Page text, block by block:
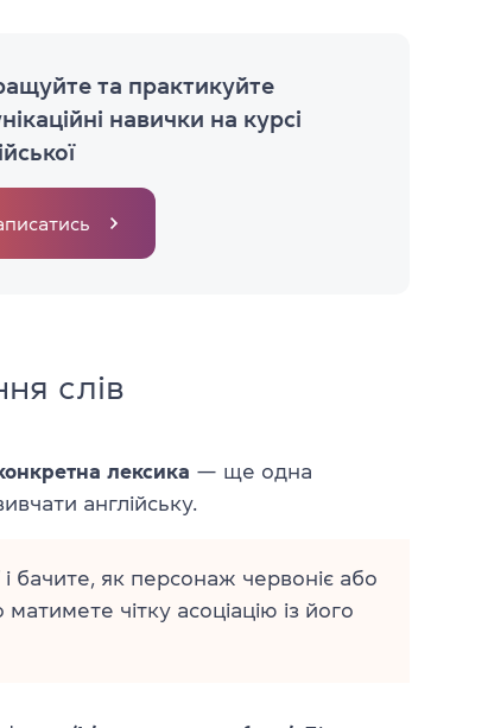
та практикуйте
навички на курсі
слів
лексика — ще одна
англійську.
і бачите, як персонаж червоніє або
чітку асоціацію із його